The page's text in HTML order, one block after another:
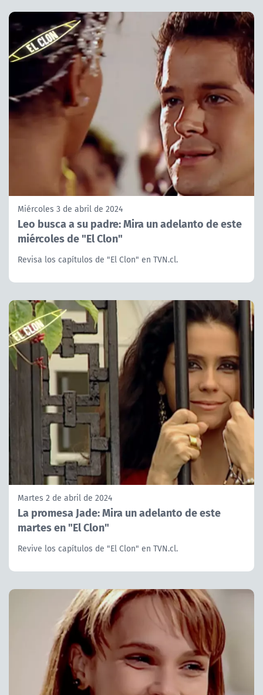
Miércoles 3 de abril de 2024
Leo busca a su padre: Mira un adelanto de este
miércoles de "El Clon"
Revisa los capítulos de "El Clon" en TVN.cl.
Martes 2 de abril de 2024
La promesa Jade: Mira un adelanto de este
martes en "El Clon"
Revive los capítulos de "El Clon" en TVN.cl.